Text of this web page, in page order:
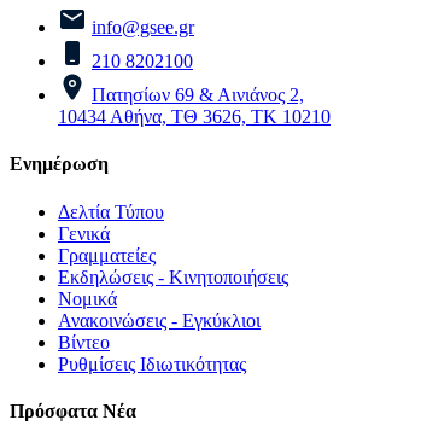
info@gsee.gr
210 8202100
Πατησίων 69 & Αινιάνος 2,
10434 Αθήνα, ΤΘ 3626, ΤΚ 10210
Ενημέρωση
Δελτία Τύπου
Γενικά
Γραμματείες
Εκδηλώσεις - Κινητοποιήσεις
Νομικά
Ανακοινώσεις - Εγκύκλιοι
Βίντεο
Ρυθμίσεις Ιδιωτικότητας
Πρόσφατα Νέα